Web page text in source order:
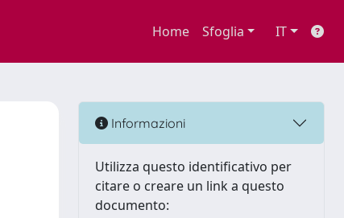
Home Sfoglia IT
Informazioni
Utilizza questo identificativo per
citare o creare un link a questo
documento: